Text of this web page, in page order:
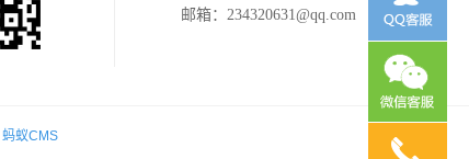
邮箱： 234320631@qq.com
蚂蚁CMS